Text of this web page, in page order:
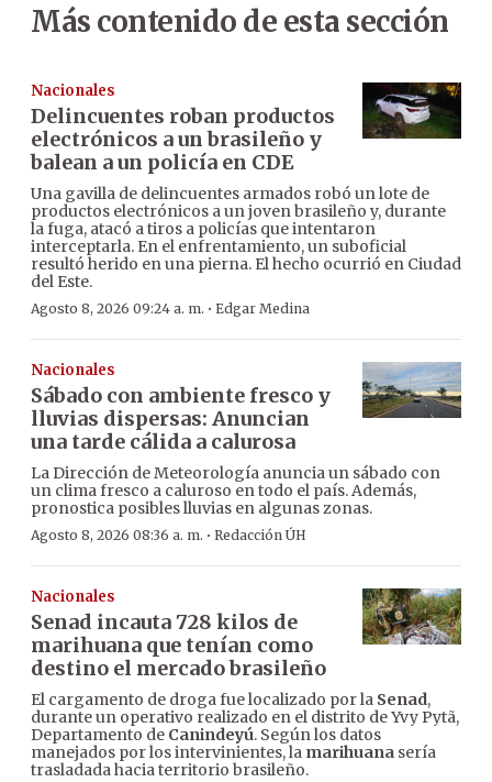
Más contenido de esta sección
Nacionales
Delincuentes roban productos
electrónicos a un brasileño y
balean a un policía en CDE
Una gavilla de delincuentes armados robó un lote de
productos electrónicos a un joven brasileño y, durante
la fuga, atacó a tiros a policías que intentaron
interceptarla. En el enfrentamiento, un suboficial
resultó herido en una pierna. El hecho ocurrió en Ciudad
del Este.
Agosto 8, 2026 09:24 a. m. · Edgar Medina
Nacionales
Sábado con ambiente fresco y
lluvias dispersas: Anuncian
una tarde cálida a calurosa
La Dirección de Meteorología anuncia un sábado con
un clima fresco a caluroso en todo el país. Además,
pronostica posibles lluvias en algunas zonas.
Agosto 8, 2026 08:36 a. m. · Redacción ÚH
Nacionales
Senad incauta 728 kilos de
marihuana que tenían como
destino el mercado brasileño
El cargamento de droga fue localizado por la Senad,
durante un operativo realizado en el distrito de Yvy Pytã,
Departamento de Canindeyú. Según los datos
manejados por los intervinientes, la marihuana sería
trasladada hacia territorio brasileño.